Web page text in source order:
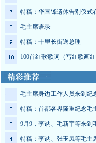
特稿：华国锋遗体告别仪式
毛主席语录
特稿：十里长街送总理
100首红歌歌词（写红歌画红
毛主席身边工作人员来到纪
特稿：首都各界隆重纪念毛
9月9，李讷、毛新宇等来到
特稿：李讷、张玉凤等毛主